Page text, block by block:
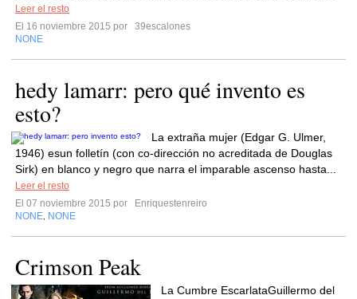
Leer el resto
El 16 noviembre 2015 por
39escalones
NONE
hedy lamarr: pero qué invento es
esto?
La extraña mujer (Edgar G. Ulmer,
1946) esun folletín (con co-dirección no acreditada de Douglas
Sirk) en blanco y negro que narra el imparable ascenso hasta...
Leer el resto
El 07 noviembre 2015 por
Enriquestenreiro
NONE NONE
Crimson Peak
La Cumbre EscarlataGuillermo del